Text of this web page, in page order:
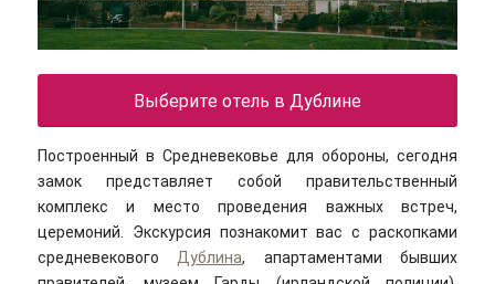
Выберите отель в Дублине
Построенный в Средневековье для обороны, сегодня
замок представляет собой правительственный
комплекс и место проведения важных встреч,
церемоний. Экскурсия познакомит вас с раскопками
средневекового Дублина, апартаментами бывших